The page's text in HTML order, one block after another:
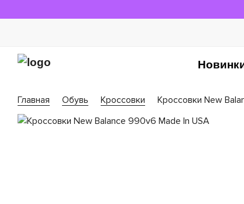
Главная Обувь Кроссовки Кроссовки New